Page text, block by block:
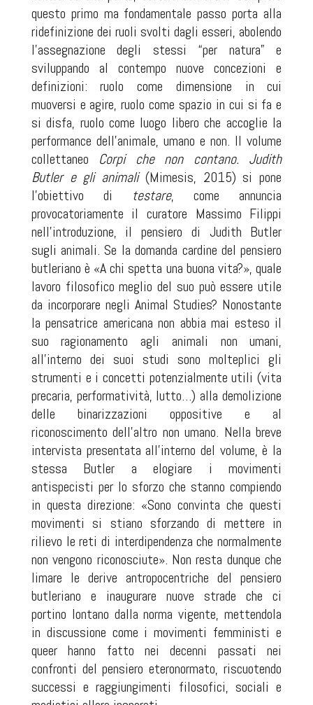
questo primo ma fondamentale passo porta alla
ridefinizione dei ruoli svolti dagli esseri, abolendo
l’assegnazione degli stessi “per natura” e
sviluppando al contempo nuove concezioni e
definizioni: ruolo come dimensione in cui
muoversi e agire, ruolo come spazio in cui si fa e
si disfa, ruolo come luogo libero che accoglie la
performance dell’animale, umano e non. Il volume
collettaneo Corpi che non contano. Judith
Butler e gli animali(Mimesis, 2015) si pone
l’obiettivo di testare, come annuncia
provocatoriamente il curatore Massimo Filippi
nell’introduzione, il pensiero di Judith Butler
sugli animali. Se la domanda cardine del pensiero
butleriano è «A chi spetta una buona vita?», quale
lavoro filosofico meglio del suo può essere utile
da incorporare negli Animal Studies? Nonostante
la pensatrice americana non abbia mai esteso il
suo ragionamento agli animali non umani,
all’interno dei suoi studi sono molteplici gli
strumenti e i concetti potenzialmente utili (vita
precaria, performatività, lutto…) alla demolizione
delle binarizzazioni oppositive e al
riconoscimento dell’altro non umano. Nella breve
intervista presentata all’interno del volume, è la
stessa Butler a elogiare i movimenti
antispecisti per lo sforzo che stanno compiendo
in questa direzione: «Sono convinta che questi
movimenti si stiano sforzando di mettere in
rilievo le reti di interdipendenza che normalmente
non vengono riconosciute». Non resta dunque che
limare le derive antropocentriche del pensiero
butleriano e inaugurare nuove strade che ci
portino lontano dalla norma vigente, mettendola
in discussione come i movimenti femministi e
queer hanno fatto nei decenni passati nei
confronti del pensiero eteronormato, riscuotendo
successi e raggiungimenti filosofici, sociali e